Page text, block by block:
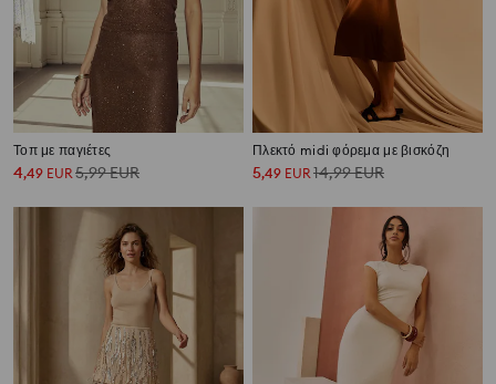
Τοπ με παγιέτες
4,49 EUR5,99EUR
Πλεκτό midi φόρεμα με βισκόζη
5,49 EUR14,99EUR